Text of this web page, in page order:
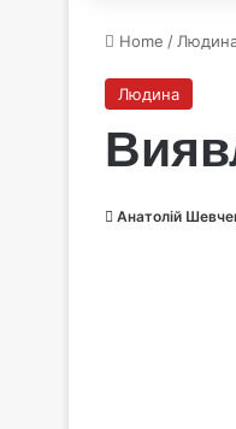
Home /
Людина
Анатолій